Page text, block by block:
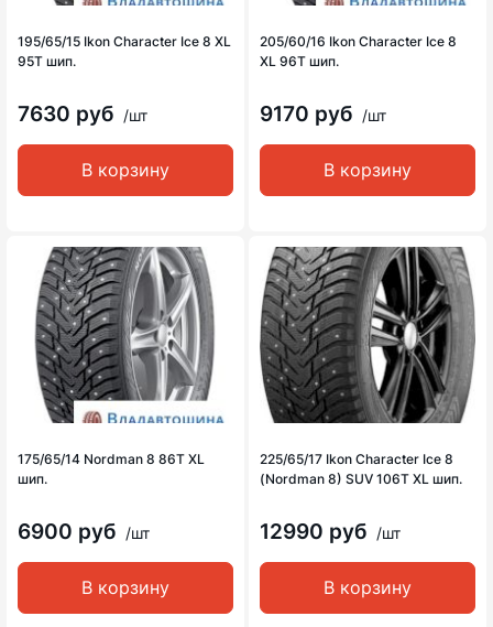
195/65/15 Ikon Character Ice 8 XL
95T шип.
7630 руб /шт
В корзину
205/60/16 Ikon Character Ice 8
XL 96T шип.
9170 руб /шт
В корзину
175/65/14 Nordman 8 86T XL
шип.
6900 руб /шт
В корзину
225/65/17 Ikon Character Ice 8
(Nordman 8) SUV 106T XL шип.
12990 руб /шт
В корзину